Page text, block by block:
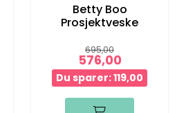
Betty Boo
Prosjektveske
695,00
576,00
Du sparer: 119,00